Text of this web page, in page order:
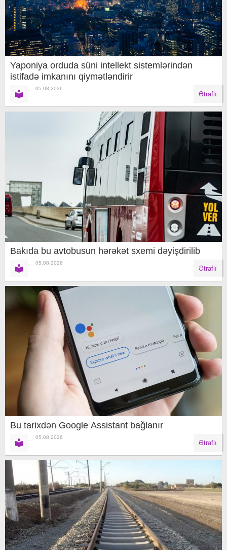
Yaponiya orduda süni intellekt sistemlərindən
istifadə imkanını qiymətləndirir
05.08.2026
Ətraflı
Bakıda bu avtobusun hərəkət sxemi dəyişdirilib
05.08.2026
Ətraflı
Bu tarixdən Google Assistant bağlanır
05.08.2026
Ətraflı